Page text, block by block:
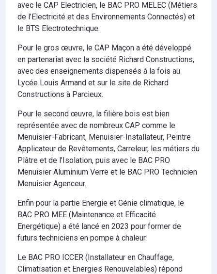
avec le CAP Electricien, le BAC PRO MELEC (Métiers
de l’Electricité et des Environnements Connectés) et
le BTS Electrotechnique.
Pour le gros œuvre, le CAP Maçon a été développé
en partenariat avec la société Richard Constructions,
avec des enseignements dispensés à la fois au
Lycée Louis Armand et sur le site de Richard
Constructions à Parcieux.
Pour le second œuvre, la filière bois est bien
représentée avec de nombreux CAP comme le
Menuisier-Fabricant, Menuisier-Installateur, Peintre
Applicateur de Revêtements, Carreleur, les métiers du
Plâtre et de l’Isolation, puis avec le BAC PRO
Menuisier Aluminium Verre et le BAC PRO Technicien
Menuisier Agenceur.
Enfin pour la partie Energie et Génie climatique, le
BAC PRO MEE (Maintenance et Efficacité
Energétique) a été lancé en 2023 pour former de
futurs techniciens en pompe à chaleur.
Le BAC PRO ICCER (Installateur en Chauffage,
Climatisation et Energies Renouvelables) répond